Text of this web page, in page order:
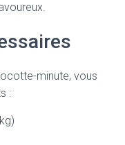
minute, vous
: